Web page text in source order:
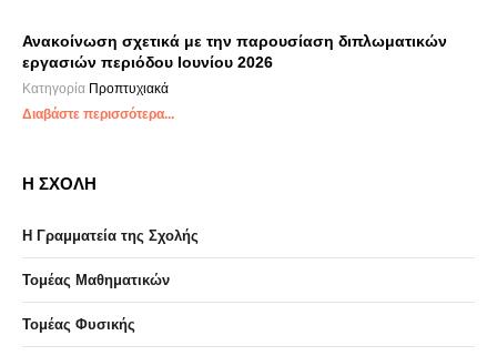
Ανακοίνωση σχετικά με την παρουσίαση διπλωματικών
εργασιών περιόδου Ιουνίου 2026
Κατηγορία Προπτυχιακά
Διαβάστε περισσότερα...
Η ΣΧΟΛΗ
Η Γραμματεία της Σχολής
Τομέας Μαθηματικών
Τομέας Φυσικής